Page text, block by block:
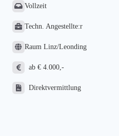
Vollzeit
Techn. Angestellte:r
Raum Linz/Leonding
ab € 4.000,-
Direktvermittlung